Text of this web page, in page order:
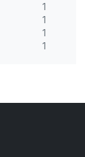
1
1
1
1